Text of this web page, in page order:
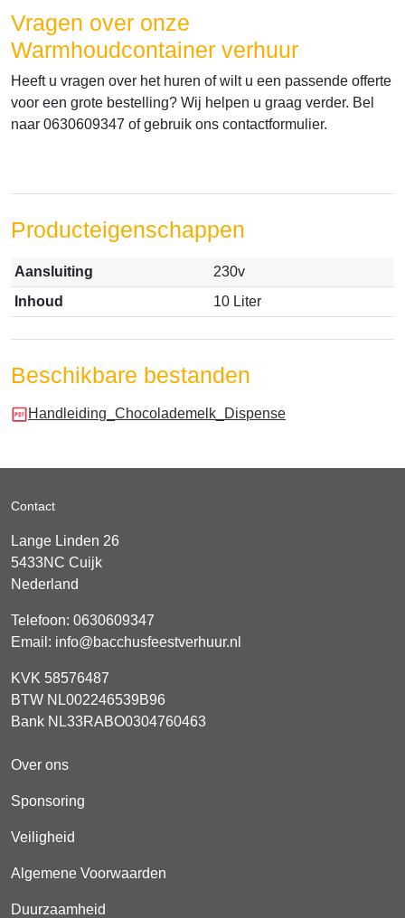
Vragen over onze
Warmhoudcontainer verhuur
Heeft u vragen over het huren of wilt u een passende offerte
voor een grote bestelling? Wij helpen u graag verder. Bel
naar 0630609347 of gebruik ons contactformulier.
Producteigenschappen
Aansluiting
230v
Inhoud
10 Liter
Beschikbare bestanden
Handleiding_Chocolademelk_Dispense
Contact
Lange Linden 26
5433NC Cuijk
Nederland
Telefoon: 0630609347
Email: info@bacchusfeestverhuur.nl
KVK 58576487
BTW NL002246539B96
Bank NL33RABO0304760463
Over ons
Sponsoring
Veiligheid
Algemene Voorwaarden
Duurzaamheid